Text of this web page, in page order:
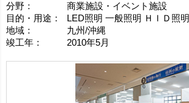
分野：
商業施設・イベント施設
目的・用途：
LED照明 一般照明 ＨＩＤ照明
地域：
九州/沖縄
竣工年：
2010年5月